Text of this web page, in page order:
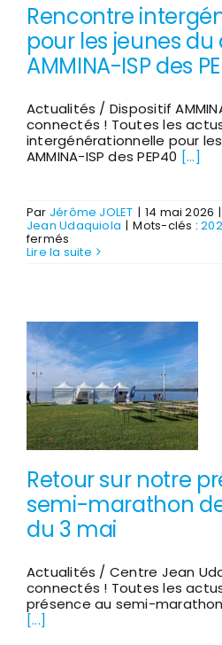
Rencontre
pour les jeunes du
AMMINA-ISP des
Actualités / Dispositif
connectés ! Toutes les
intergénérationnelle pour
AMMINA-ISP des PEP40 [...]
Par Jérôme JOLET | 14 mai 2026 |
Jean Udaquiola | Mots-clés :
fermés
Rencontre
dispositif
AMMINA-
ISP
des
PEP40
Lire la suite
Retour sur notre
semi-marathon
du 3 mai
Actualités / Centre Jean
connectés ! Toutes les
présence au semi-
[...]